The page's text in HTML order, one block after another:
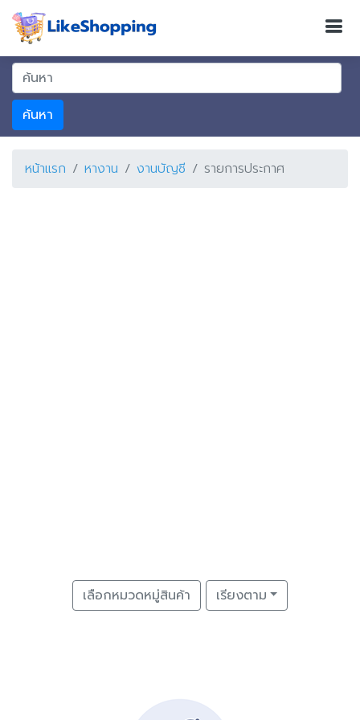
ค้นหา
หน้าแรก หางาน งานบัญชี รายการประกาศ
เลือกหมวดหมู่สินค้า เรียงตาม